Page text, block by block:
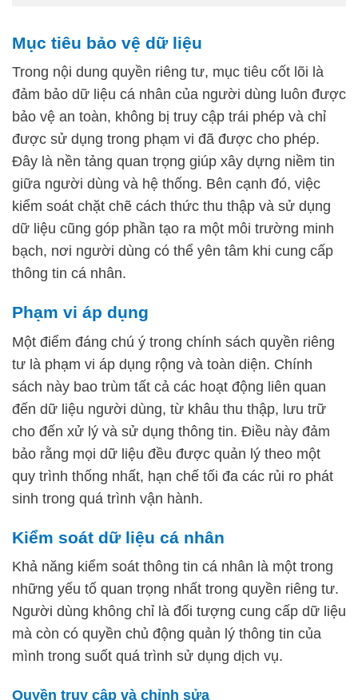
Mục tiêu bảo vệ dữ liệu
Trong nội dung quyền riêng tư, mục tiêu cốt lõi là
đảm bảo dữ liệu cá nhân của người dùng luôn được
bảo vệ an toàn, không bị truy cập trái phép và chỉ
được sử dụng trong phạm vi đã được cho phép.
Đây là nền tảng quan trọng giúp xây dựng niềm tin
giữa người dùng và hệ thống. Bên cạnh đó, việc
kiểm soát chặt chẽ cách thức thu thập và sử dụng
dữ liệu cũng góp phần tạo ra một môi trường minh
bạch, nơi người dùng có thể yên tâm khi cung cấp
thông tin cá nhân.
Phạm vi áp dụng
Một điểm đáng chú ý trong chính sách quyền riêng
tư là phạm vi áp dụng rộng và toàn diện. Chính
sách này bao trùm tất cả các hoạt động liên quan
đến dữ liệu người dùng, từ khâu thu thập, lưu trữ
cho đến xử lý và sử dụng thông tin. Điều này đảm
bảo rằng mọi dữ liệu đều được quản lý theo một
quy trình thống nhất, hạn chế tối đa các rủi ro phát
sinh trong quá trình vận hành.
Kiểm soát dữ liệu cá nhân
Khả năng kiểm soát thông tin cá nhân là một trong
những yếu tố quan trọng nhất trong quyền riêng tư.
Người dùng không chỉ là đối tượng cung cấp dữ liệu
mà còn có quyền chủ động quản lý thông tin của
mình trong suốt quá trình sử dụng dịch vụ.
Quyền truy cập và chỉnh sửa